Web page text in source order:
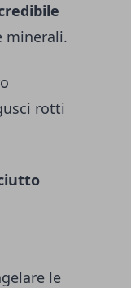
minerali.
rotti